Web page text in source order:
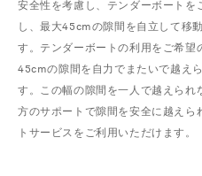
安全性を考慮し、テンダーボートを
し、最大45cmの隙間を自立して移
す。テンダーボートの利用をご希望
45cmの隙間を自力でまたいで越え
す。この幅の隙間を一人で越えられ
方のサポートで隙間を安全に越えら
トサービスをご利用いただけます。